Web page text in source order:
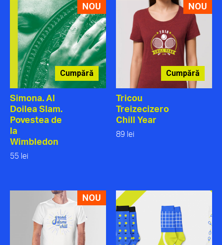
NOU
Cumpără
Simona. Al
Doilea Slam.
Povestea de
la
Wimbledon
55 lei
NOU
Cumpără
Tricou
Treizecizero
Chill Year
89 lei
NOU